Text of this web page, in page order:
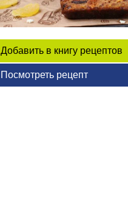
Добавить в книгу рецептов
Посмотреть рецепт